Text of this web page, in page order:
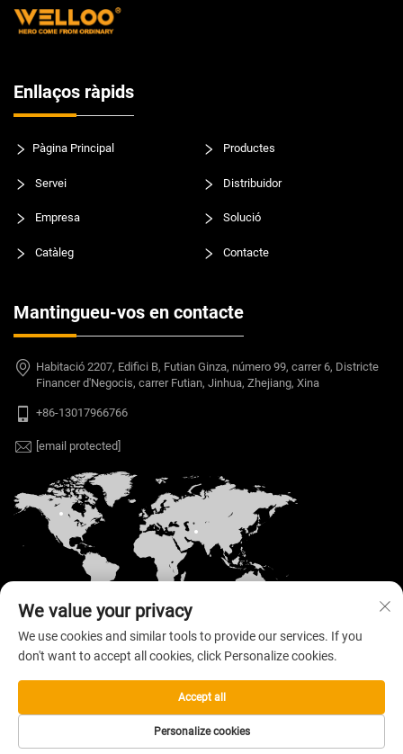
Enllaços ràpids
Pàgina Principal Productes
Servei Distribuidor
Empresa Solució
Catàleg Contacte
Mantingueu-vos en contacte
Habitació 2207, Edifici B, Futian Ginza, número 99, carrer 6, Districte
Financer d'Negocis, carrer Futian, Jinhua, Zhejiang, Xina
+86-13017966766
[email protected]
Copyright © 2026 Welloo Electronic Technology Co.,
Ltd. Tots els drets reservats. —Política de
We value your privacy
We use cookies and similar tools to provide our services. If you
don't want to accept all cookies, click Personalize cookies.
Personalize cookies
Accept all